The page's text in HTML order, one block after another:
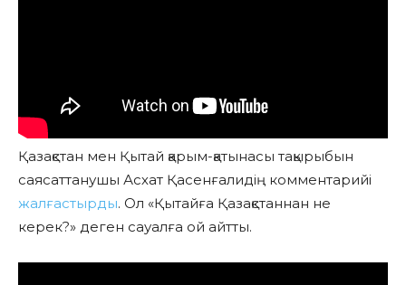
Қазақстан мен Қытай қарым-қатынасы тақырыбын
саясаттанушы Асхат Қасенғалидің комментарийі
жалғастырды. Ол «Қытайға Қазақстаннан не
керек?» деген сауалға ой айтты.